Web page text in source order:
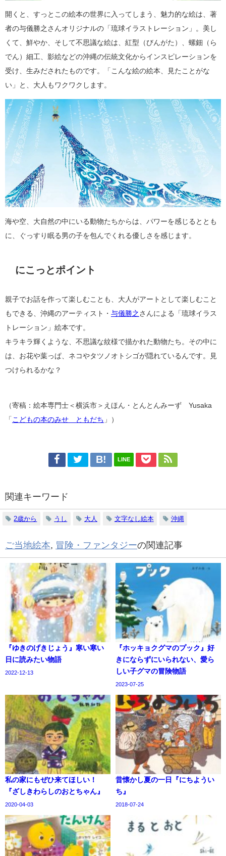
開くと、すっとこの絵本の世界に入ってしまう、魅力的な絵は、著
者の与儀勝之さんオリジナルの「琉球イラストレーション」。美し
くて、鮮やか、そして不思議な絵は、紅型（びんがた）、螺鈿（ら
でん）細工、影絵などの沖縄の伝統文化からインスピレーションを
受け、生みだされたものです。「こんな絵の絵本、見たことがな
い」と、大人もワクワクします。
海や空、大自然の中にいる動物たちからは、パワーを感じるととも
に、ぐっすり眠る男の子を包んでくれる優しさを感じます。
にこっとポイント
親子でお話を作って楽しむことも、大人がアートとして楽しむこと
もできる、沖縄のアーティスト・ 与儀勝之 さんによる「琉球イラス
トレーション」絵本です。
キラキラ輝くような、不思議な紋様で描かれた動物たち。その中に
は、お花や葉っぱ、ネコやタツノオトシゴが隠れているんです。見
つけられるかな？
（寄稿：絵本専門士＜横浜市＞えほん・とんとんみーず Yusaka
「 こどもの本のみせ ともだち 」）
LINE
関連キーワード
2歳から うし 大人 文字なし絵本 沖縄
ご当地絵本, 冒険・ファンタジーの関連記事
『ゆきのげきじょう』寒い寒い
日に読みたい物語
2022-12-13
『ホッキョクグマのプック』好
きにならずにいられない、愛ら
しい子グマの冒険物語
2023-07-25
私の家にもぜひ来てほしい！
『ざしきわらしのおとちゃん』
2020-04-03
昔懐かし夏の一日『にちようい
ち』
2018-07-24